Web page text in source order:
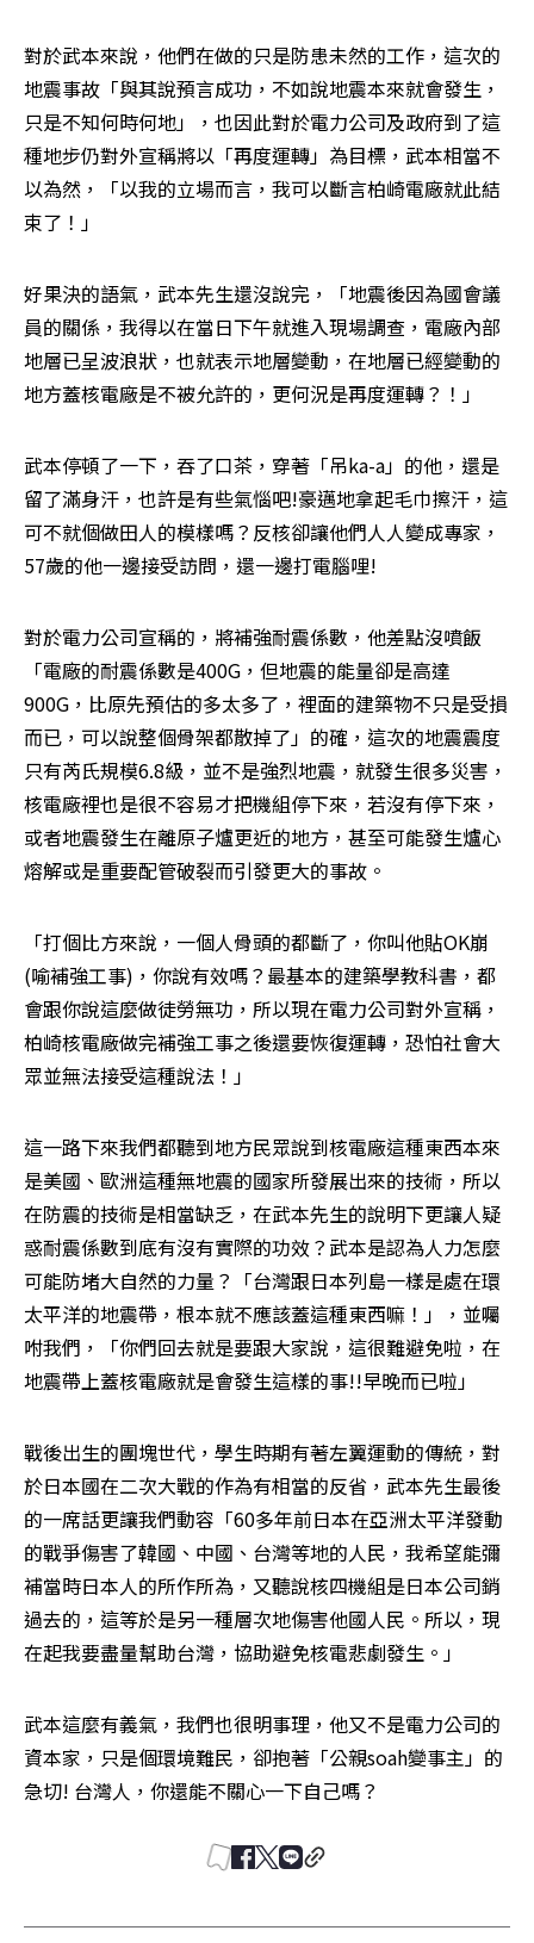
對於武本來說，他們在做的只是防患未然的工作，這次的
地震事故「與其說預言成功，不如說地震本來就會發生，
只是不知何時何地」，也因此對於電力公司及政府到了這
種地步仍對外宣稱將以「再度運轉」為目標，武本相當不
以為然，「以我的立場而言，我可以斷言柏崎電廠就此結
束了！」
好果決的語氣，武本先生還沒說完，「地震後因為國會議
員的關係，我得以在當日下午就進入現場調查，電廠內部
地層已呈波浪狀，也就表示地層變動，在地層已經變動的
地方蓋核電廠是不被允許的，更何況是再度運轉？！」
武本停頓了一下，吞了口茶，穿著「吊ka-a」的他，還是
留了滿身汗，也許是有些氣惱吧!豪邁地拿起毛巾擦汗，這
可不就個做田人的模樣嗎？反核卻讓他們人人變成專家，
57歲的他一邊接受訪問，還一邊打電腦哩!
對於電力公司宣稱的，將補強耐震係數，他差點沒噴飯
「電廠的耐震係數是400G，但地震的能量卻是高達
900G，比原先預估的多太多了，裡面的建築物不只是受損
而已，可以說整個骨架都散掉了」的確，這次的地震震度
只有芮氏規模6.8級，並不是強烈地震，就發生很多災害，
核電廠裡也是很不容易才把機組停下來，若沒有停下來，
或者地震發生在離原子爐更近的地方，甚至可能發生爐心
熔解或是重要配管破裂而引發更大的事故。
「打個比方來說，一個人骨頭的都斷了，你叫他貼OK崩
(喻補強工事)，你說有效嗎？最基本的建築學教科書，都
會跟你說這麼做徒勞無功，所以現在電力公司對外宣稱，
柏崎核電廠做完補強工事之後還要恢復運轉，恐怕社會大
眾並無法接受這種說法！」
這一路下來我們都聽到地方民眾說到核電廠這種東西本來
是美國、歐洲這種無地震的國家所發展出來的技術，所以
在防震的技術是相當缺乏，在武本先生的說明下更讓人疑
惑耐震係數到底有沒有實際的功效？武本是認為人力怎麼
可能防堵大自然的力量？「台灣跟日本列島一樣是處在環
太平洋的地震帶，根本就不應該蓋這種東西嘛！」，並囑
咐我們，「你們回去就是要跟大家說，這很難避免啦，在
地震帶上蓋核電廠就是會發生這樣的事!!早晚而已啦」
戰後出生的團塊世代，學生時期有著左翼運動的傳統，對
於日本國在二次大戰的作為有相當的反省，武本先生最後
的一席話更讓我們動容「60多年前日本在亞洲太平洋發動
的戰爭傷害了韓國、中國、台灣等地的人民，我希望能彌
補當時日本人的所作所為，又聽說核四機組是日本公司銷
過去的，這等於是另一種層次地傷害他國人民。所以，現
在起我要盡量幫助台灣，協助避免核電悲劇發生。」
武本這麼有義氣，我們也很明事理，他又不是電力公司的
資本家，只是個環境難民，卻抱著「公親soah變事主」的
急切! 台灣人，你還能不關心一下自己嗎？